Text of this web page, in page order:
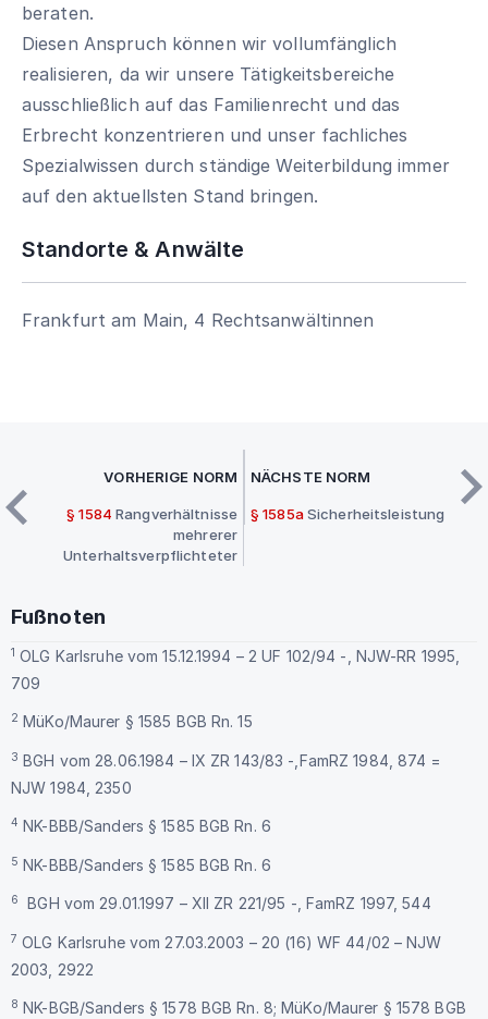
beraten.
Diesen Anspruch können wir vollumfänglich
realisieren, da wir unsere Tätigkeitsbereiche
ausschließlich auf das Familienrecht und das
Erbrecht konzentrieren und unser fachliches
Spezialwissen durch ständige Weiterbildung immer
auf den aktuellsten Stand bringen.
Standorte & Anwälte
Frankfurt am Main, 4 Rechtsanwältinnen
VORHERIGE NORM
§ 1584 Rangverhältnisse
mehrerer
Unterhaltsverpflichteter
NÄCHSTE NORM
§ 1585aSicherheitsleistung
Fußnoten
1 OLG Karlsruhe vom 15.12.1994 – 2 UF 102/94 -, NJW-RR 1995,
709
2 MüKo/Maurer § 1585 BGB Rn. 15
3 BGH vom 28.06.1984 – IX ZR 143/83 -,FamRZ 1984, 874 =
NJW 1984, 2350
4 NK-BBB/Sanders § 1585 BGB Rn. 6
5 NK-BBB/Sanders § 1585 BGB Rn. 6
6 BGH vom 29.01.1997 – XII ZR 221/95 -, FamRZ 1997, 544
7 OLG Karlsruhe vom 27.03.2003 – 20 (16) WF 44/02 – NJW
2003, 2922
8 NK-BGB/Sanders § 1578 BGB Rn. 8; MüKo/Maurer § 1578 BGB